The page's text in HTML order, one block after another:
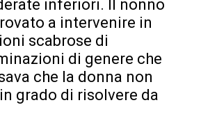
inferiori. Il nonno
a intervenire in
scabrose di
di genere che
che la donna non
grado di risolvere da